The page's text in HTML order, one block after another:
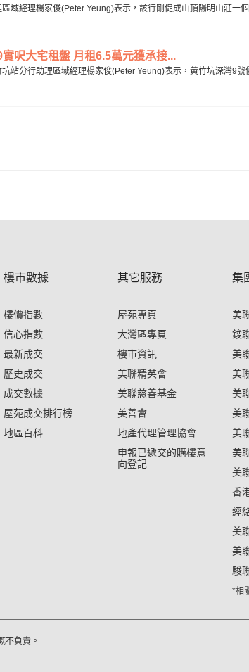
域經理楊家俊(Peter Yeung)表示，該行剛促成山頂陽明山莊一
呎大宅租盤 月租6.5萬元獲承接...
站分行助理區域經理楊家俊(Peter Yeung)表示，黃竹坑深灣9
樓市數據
樓價指數
信心指數
最新成交
歷史成交
成交數據
屋苑成交排行榜
地區百科
其它服務
屋苑專頁
大灣區專頁
樓市資訊
美聯精英會
美聯慈善基金
美善會
地產代理管理協會
申報已遞交的購樓意
向登記
集
美
鋑
美
美
美
美
美
美
美
香
經
美
美
駿
*相
不負責。